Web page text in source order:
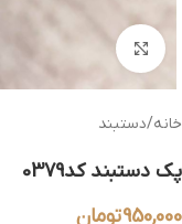
بزرگنمایی تصویر
خانه/دستبند
پک دستبند کد0379
950,000تومان